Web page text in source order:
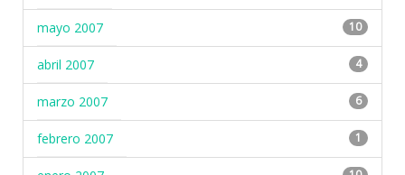
mayo 2007 10
abril 2007 4
marzo 2007 6
febrero 2007 1